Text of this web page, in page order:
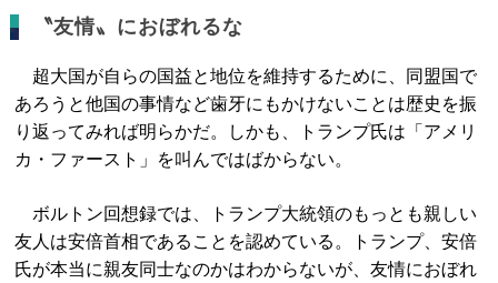
〝友情〟におぼれるな
超大国が自らの国益と地位を維持するために、同盟国で
あろうと他国の事情など歯牙にもかけないことは歴史を振
り返ってみれば明らかだ。しかも、トランプ氏は「アメリ
カ・ファースト」を叫んではばからない。
ボルトン回想録では、トランプ大統領のもっとも親しい
友人は安倍首相であることを認めている。トランプ、安倍
氏が本当に親友同士なのかはわからないが、友情におぼれ